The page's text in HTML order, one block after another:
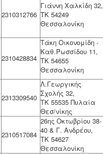
2310312766
Γιάννη Χαλκίδη 32,
ΤΚ 54249
Θεσσαλονίκη
2310428834
Τάκη Οικονομίδη -
Καθ.Ρωσσίδου 11,
ΤΚ 54655
Θεσσαλονίκη
2313309540
Λ.Γεωργικής
Σχολής 32,
ΤΚ 55535 Πυλαία
Θεσ/νίκης
2310517084
26ης Οκτωβρίου 38-
40 & Γ. Ανδρέου,
ΤΚ 54627
Θεσσαλονίκη